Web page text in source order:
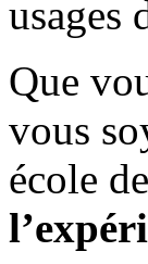
usages
Que
vous
école